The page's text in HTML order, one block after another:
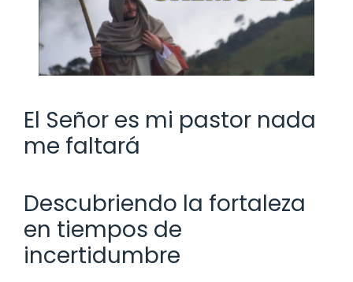
El Señor es mi pastor nada
me faltará
Descubriendo la fortaleza
en tiempos de
incertidumbre